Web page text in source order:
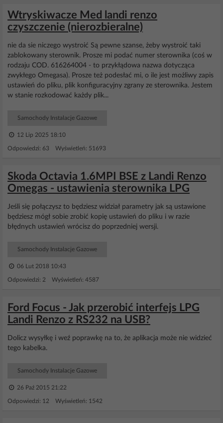
Wtryskiwacze Med landi renzo
czyszczenie (nierozbieralne)
nie da sie niczego wystroić Są pewne szanse, żeby wystroić taki
zablokowany sterownik. Prosze mi podać numer sterownika (coś w
rodzaju COD. 616264004 - to przykłądowa nazwa dotycząca
zwykłego Omegasa). Prosze też podesłać mi, o ile jest możliwy zapis
ustawień do pliku, plik konfiguracyjny zgrany ze sterownika. Jestem
w stanie rozkodować każdy plik...
Samochody Instalacje Gazowe
12 Lip 2025 18:10
Odpowiedzi: 63 Wyświetleń: 51693
Skoda Octavia 1.6MPI BSE z Landi Renzo
Omegas - ustawienia sterownika LPG
Jeśli się połączysz to będziesz widział parametry jak są ustawione
będziesz mógł sobie zrobić kopię ustawień do pliku i w razie
błędnych ustawień wrócisz do poprzedniej wersji.
Samochody Instalacje Gazowe
06 Lut 2018 10:43
Odpowiedzi: 2 Wyświetleń: 4587
Ford Focus - Jak przerobić interfejs LPG
Landi Renzo z RS232 na USB?
Dolicz wysyłkę i weź poprawkę na to, że aplikacja może nie widzieć
tego kabelka.
Samochody Instalacje Gazowe
26 Paź 2015 21:22
Odpowiedzi: 12 Wyświetleń: 1542